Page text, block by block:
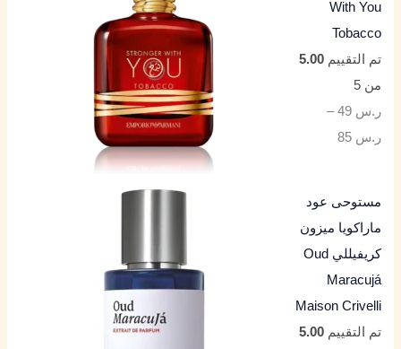
With You
Tobacco
تم التقييم5.00
من 5
ر.س 49
–
ر.س 85
مستوحى عود
ماراكويا ميزون
كريفيللي Oud
Maracujá
Maison Crivelli
تم التقييم5.00